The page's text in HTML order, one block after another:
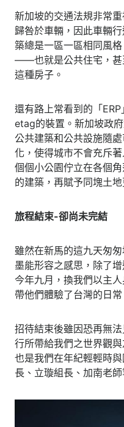
新加坡的交通法規非常
歸咎於車輛，因此車輛
築總是一區一區相同風格
——也就是公共住宅，甚
這種房子。
還有路上常看到的「
etag的裝置。新加坡政
公共建築和公共設施隨
化，使得城市不會充斥
個個小公園佇立在各個
的建築，再賦予同塊土地
旅程結束-卻尚未完結
雖然在新馬的這九天匆
墨能形容之感思，除了
今年九月，換我們以主
帶他們體驗了台灣的日
招待結束後雖因恐再無
行所帶給我們之世界觀
也是我們在年紀輕輕時
長、立璇組長、加南老